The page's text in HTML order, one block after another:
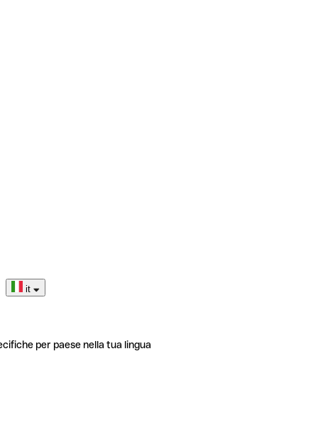
it
per paese nella tua lingua